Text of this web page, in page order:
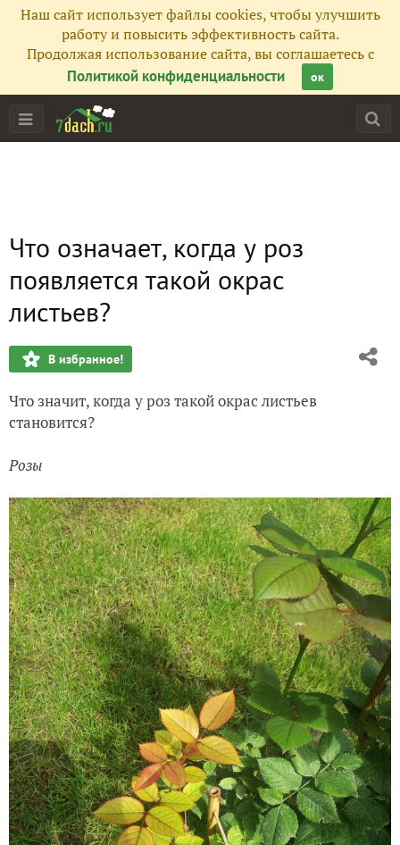
Наш сайт использует файлы cookies, чтобы улучшить
работу и повысить эффективность сайта.
Продолжая использование сайта, вы соглашаетесь с
Политикой конфиденциальности
ок
Что означает, когда у роз
появляется такой окрас
листьев?
В избранное!
Что значит, когда у роз такой окрас листьев
становится?
Розы